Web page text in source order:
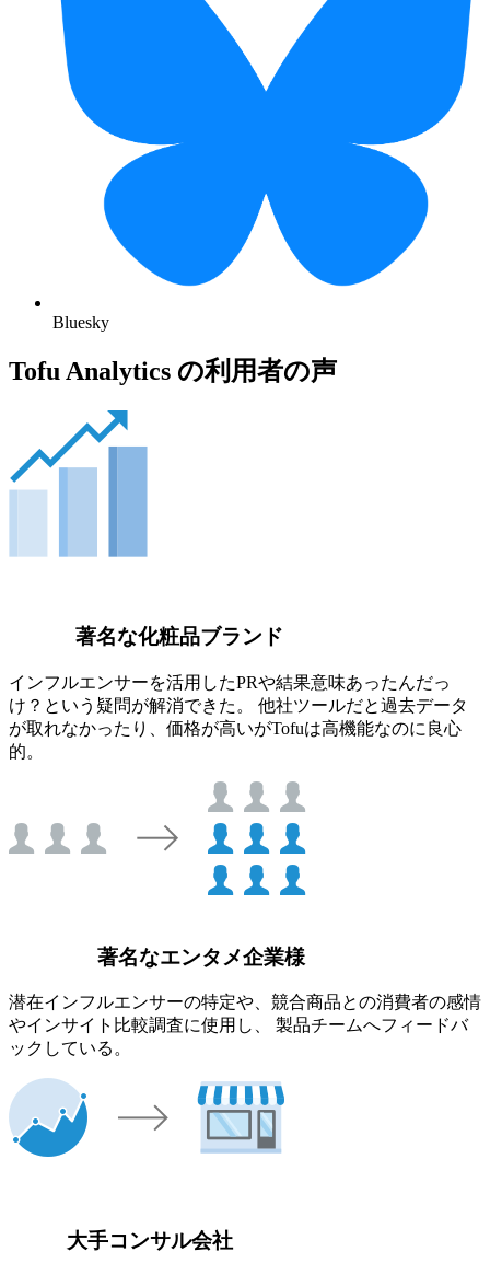
Bluesky
Tofu Analytics の利用者の声
著名な化粧品ブランド
インフルエンサーを活用したPRや結果意味あったんだっ
け？という疑問が解消できた。 他社ツールだと過去データ
が取れなかったり、価格が高いがTofuは高機能なのに良心
的。
著名なエンタメ企業様
潜在インフルエンサーの特定や、競合商品との消費者の感情
やインサイト比較調査に使用し、 製品チームへフィードバ
ックしている。
大手コンサル会社